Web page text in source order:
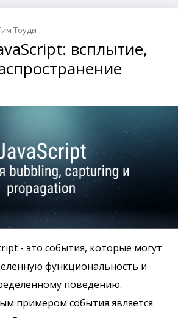
Тоуди
всплытие,
- это события, которые могут
функциональность и
поведению.
примером события является